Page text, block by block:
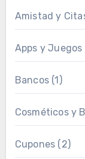
Amistad y
Apps y Juegos
Bancos(1)
Cosméticos y
Cupones (2)